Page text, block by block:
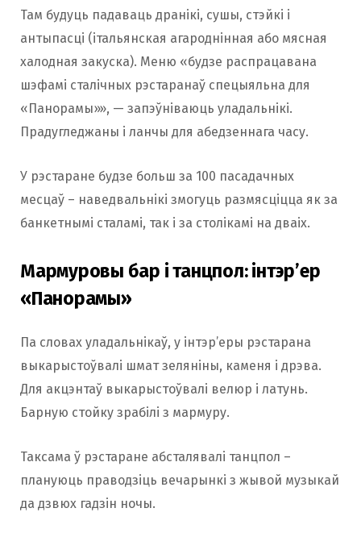
Там будуць падаваць дранікі, сушы, стэйкі і
антыпасці (італьянская агароднінная або мясная
халодная закуска). Меню «будзе распрацавана
шэфамі сталічных рэстаранаў спецыяльна для
«Панорамы»», — запэўніваюць уладальнікі.
Прадугледжаны і ланчы для абедзеннага часу.
У рэстаране будзе больш за 100 пасадачных
месцаў – наведвальнікі змогуць размясціцца як за
банкетнымі сталамі, так і за столікамі на дваіх.
Мармуровы бар і танцпол: інтэр’ер
«Панорамы»
Па словах уладальнікаў, у інтэр’еры рэстарана
выкарыстоўвалі шмат зеляніны, каменя і дрэва.
Для акцэнтаў выкарыстоўвалі велюр і латунь.
Барную стойку зрабілі з мармуру.
Таксама ў рэстаране абсталявалі танцпол –
плануюць праводзіць вечарынкі з жывой музыкай
да дзвюх гадзін ночы.